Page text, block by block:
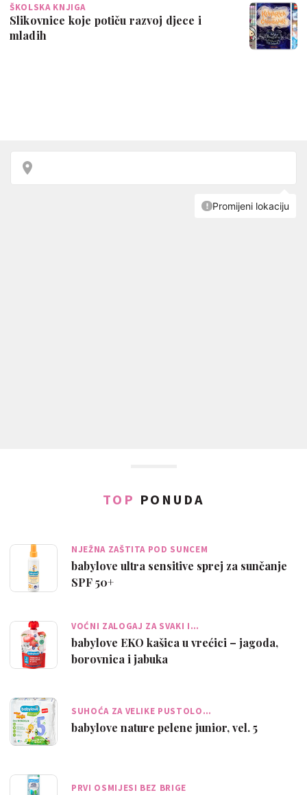
ŠKOLSKA KNJIGA
Slikovnice koje potiču razvoj djece i
mladih
TOP PONUDA
NJEŽNA ZAŠTITA POD SUNCEM
babylove ultra sensitive sprej za sunčanje
SPF 50+
VOĆNI ZALOGAJ ZA SVAKI I…
babylove EKO kašica u vrećici – jagoda,
borovnica i jabuka
SUHOĆA ZA VELIKE PUSTOLO…
babylove nature pelene junior, vel. 5
PRVI OSMIJESI BEZ BRIGE